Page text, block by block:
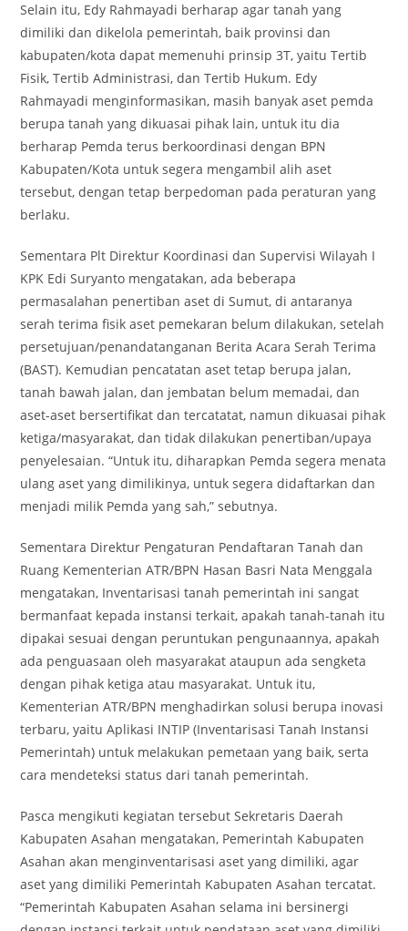
Selain itu, Edy Rahmayadi berharap agar tanah yang
dimiliki dan dikelola pemerintah, baik provinsi dan
kabupaten/kota dapat memenuhi prinsip 3T, yaitu Tertib
Fisik, Tertib Administrasi, dan Tertib Hukum. Edy
Rahmayadi menginformasikan, masih banyak aset pemda
berupa tanah yang dikuasai pihak lain, untuk itu dia
berharap Pemda terus berkoordinasi dengan BPN
Kabupaten/Kota untuk segera mengambil alih aset
tersebut, dengan tetap berpedoman pada peraturan yang
berlaku.
Sementara Plt Direktur Koordinasi dan Supervisi Wilayah I
KPK Edi Suryanto mengatakan, ada beberapa
permasalahan penertiban aset di Sumut, di antaranya
serah terima fisik aset pemekaran belum dilakukan, setelah
persetujuan/penandatanganan Berita Acara Serah Terima
(BAST). Kemudian pencatatan aset tetap berupa jalan,
tanah bawah jalan, dan jembatan belum memadai, dan
aset-aset bersertifikat dan tercatatat, namun dikuasai pihak
ketiga/masyarakat, dan tidak dilakukan penertiban/upaya
penyelesaian. “Untuk itu, diharapkan Pemda segera menata
ulang aset yang dimilikinya, untuk segera didaftarkan dan
menjadi milik Pemda yang sah,” sebutnya.
Sementara Direktur Pengaturan Pendaftaran Tanah dan
Ruang Kementerian ATR/BPN Hasan Basri Nata Menggala
mengatakan, Inventarisasi tanah pemerintah ini sangat
bermanfaat kepada instansi terkait, apakah tanah-tanah itu
dipakai sesuai dengan peruntukan pengunaannya, apakah
ada penguasaan oleh masyarakat ataupun ada sengketa
dengan pihak ketiga atau masyarakat. Untuk itu,
Kementerian ATR/BPN menghadirkan solusi berupa inovasi
terbaru, yaitu Aplikasi INTIP (Inventarisasi Tanah Instansi
Pemerintah) untuk melakukan pemetaan yang baik, serta
cara mendeteksi status dari tanah pemerintah.
Pasca mengikuti kegiatan tersebut Sekretaris Daerah
Kabupaten Asahan mengatakan, Pemerintah Kabupaten
Asahan akan menginventarisasi aset yang dimiliki, agar
aset yang dimiliki Pemerintah Kabupaten Asahan tercatat.
“Pemerintah Kabupaten Asahan selama ini bersinergi